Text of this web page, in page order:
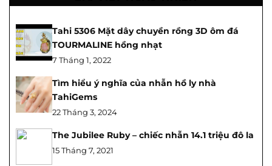
Tahi 5306 Mặt dây chuyền rồng 3D ôm đá
TOURMALINE hồng nhạt
7 Tháng 1, 2022
Tìm hiểu ý nghĩa của nhẫn hồ ly nhà
TahiGems
22 Tháng 3, 2024
The Jubilee Ruby – chiếc nhẫn 14.1 triệu đô la
15 Tháng 7, 2021